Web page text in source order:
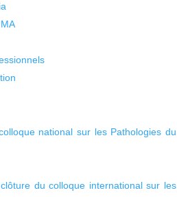
national sur les Pathologies du
du colloque international sur les